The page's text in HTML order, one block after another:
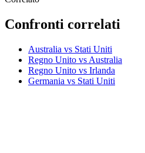
Confronti correlati
Australia vs Stati Uniti
Regno Unito vs Australia
Regno Unito vs Irlanda
Germania vs Stati Uniti